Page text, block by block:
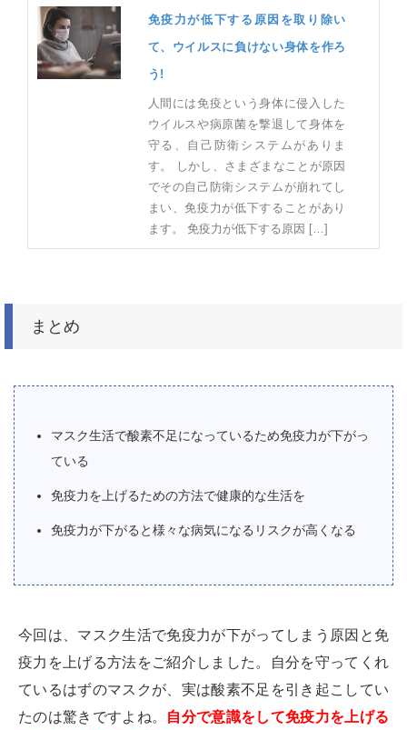
免疫力が低下する原因を取り除い
て、ウイルスに負けない身体を作ろ
う!
人間には免疫という身体に侵入した
ウイルスや病原菌を撃退して身体を
守る、自己防衛システムがありま
す。 しかし、さまざまなことが原因
でその自己防衛システムが崩れてし
まい、免疫力が低下することがあり
ます。 免疫力が低下する原因 […]
まとめ
マスク生活で酸素不足になっているため免疫力が下がっ
ている
免疫力を上げるための方法で健康的な生活を
免疫力が下がると様々な病気になるリスクが高くなる
今回は、マスク生活で免疫力が下がってしまう原因と免
疫力を上げる方法をご紹介しました。自分を守ってくれ
ているはずのマスクが、実は酸素不足を引き起こしてい
たのは驚きですよね。 自分で意識をして免疫力を上げる